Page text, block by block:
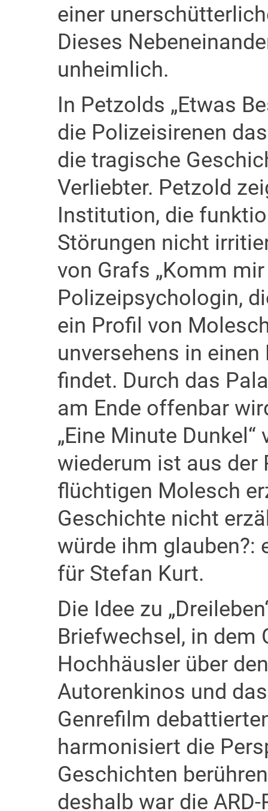
einer
Dieses
unheimlich.
In Petzolds „Etwas
die Polizeisirenen
die tragische
Verliebter. Petzold
Institution, die
Störungen nicht
von Grafs „Komm
Polizeipsychologin,
ein Profil von
unversehens in
findet. Durch das
am Ende offenbar
„Eine Minute
wiederum ist aus der
flüchtigen Molesch
Geschichte nicht
würde ihm glauben?:
für Stefan Kurt.
Die Idee zu
Briefwechsel, in dem
Hochhäusler über
Autorenkinos und
Genrefilm
harmonisiert die
Geschichten
deshalb war die